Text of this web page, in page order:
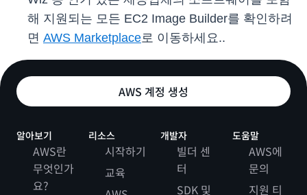
해 지원되는 모든 EC2 Image Builder를 확인하려
면 AWS Marketplace로 이동하세요..
AWS 계정 생성
알아보기
AWS란
무엇인가
요?
리소스
시작하기
교육
개발자
빌더 센
터
SDK 및
도움말
AWS에
문의
지원 티